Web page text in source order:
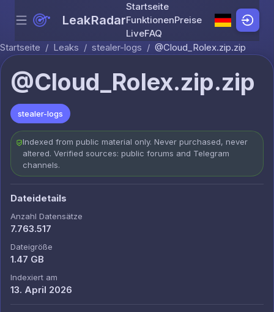
Skip to content
Menu LeakRadar
Startseite
FunktionenPreise
LiveFAQ
Startseite / Leaks / stealer-logs / @Cloud_Rolex.zip.zip
@Cloud_Rolex.zip.zip
stealer-logs
Indexed from public material only. Never purchased, never
altered. Verified sources: public forums and Telegram
channels.
Dateidetails
Anzahl Datensätze
7.763.517
Dateigröße
1.47 GB
Indexiert am
13. April 2026